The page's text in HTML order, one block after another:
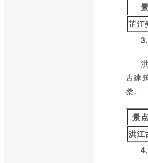
芷江
古建
桑。
景
洪江